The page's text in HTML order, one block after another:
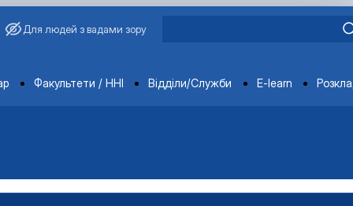
Для людей з вадами зору
Факультети / ННІ Відділи/Служби E-learn